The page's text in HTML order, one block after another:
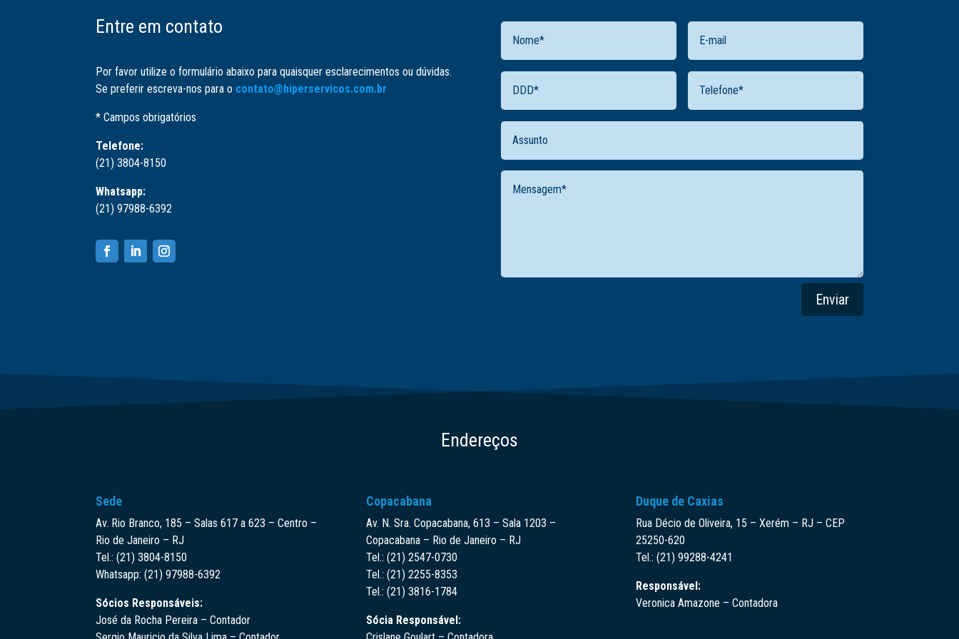
Entre em contato
Por favor utilize o formulário abaixo para quaisquer esclarecimentos ou dúvidas.
Se preferir escreva-nos para o contato@hiperservicos.com.br
* Campos obrigatórios
Telefone:
(21) 3804-8150
Whatsapp:
(21) 97988-6392
Enviar
Endereços
Sede
Av. Rio Branco, 185 – Salas 617 a 623 – Centro –
Rio de Janeiro – RJ
Tel.: (21) 3804-8150
Whatsapp: (21) 97988-6392
Sócios Responsáveis:
José da Rocha Pereira – Contador
Copacabana
Av. N. Sra. Copacabana, 613 – Sala 1203 –
Copacabana – Rio de Janeiro – RJ
Tel.: (21) 2547-0730
Tel.: (21) 2255-8353
Tel.: (21) 3816-1784
Sócia Responsável:
Duque de Caxias
Rua Décio de Oliveira, 15 – Xerém – RJ – CEP
25250-620
Tel.: (21) 99288-4241
Responsável:
Veronica Amazone – Contadora